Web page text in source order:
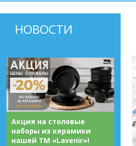
НОВОСТИ
Акция на столовые
наборы из керамики
нашей ТМ «Lavenir»!